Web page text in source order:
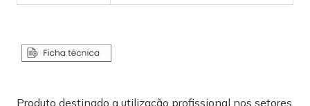
Produto destinado a utilização profissional nos setores